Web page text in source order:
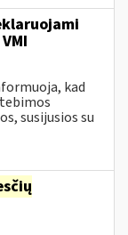
kad
susijusios su